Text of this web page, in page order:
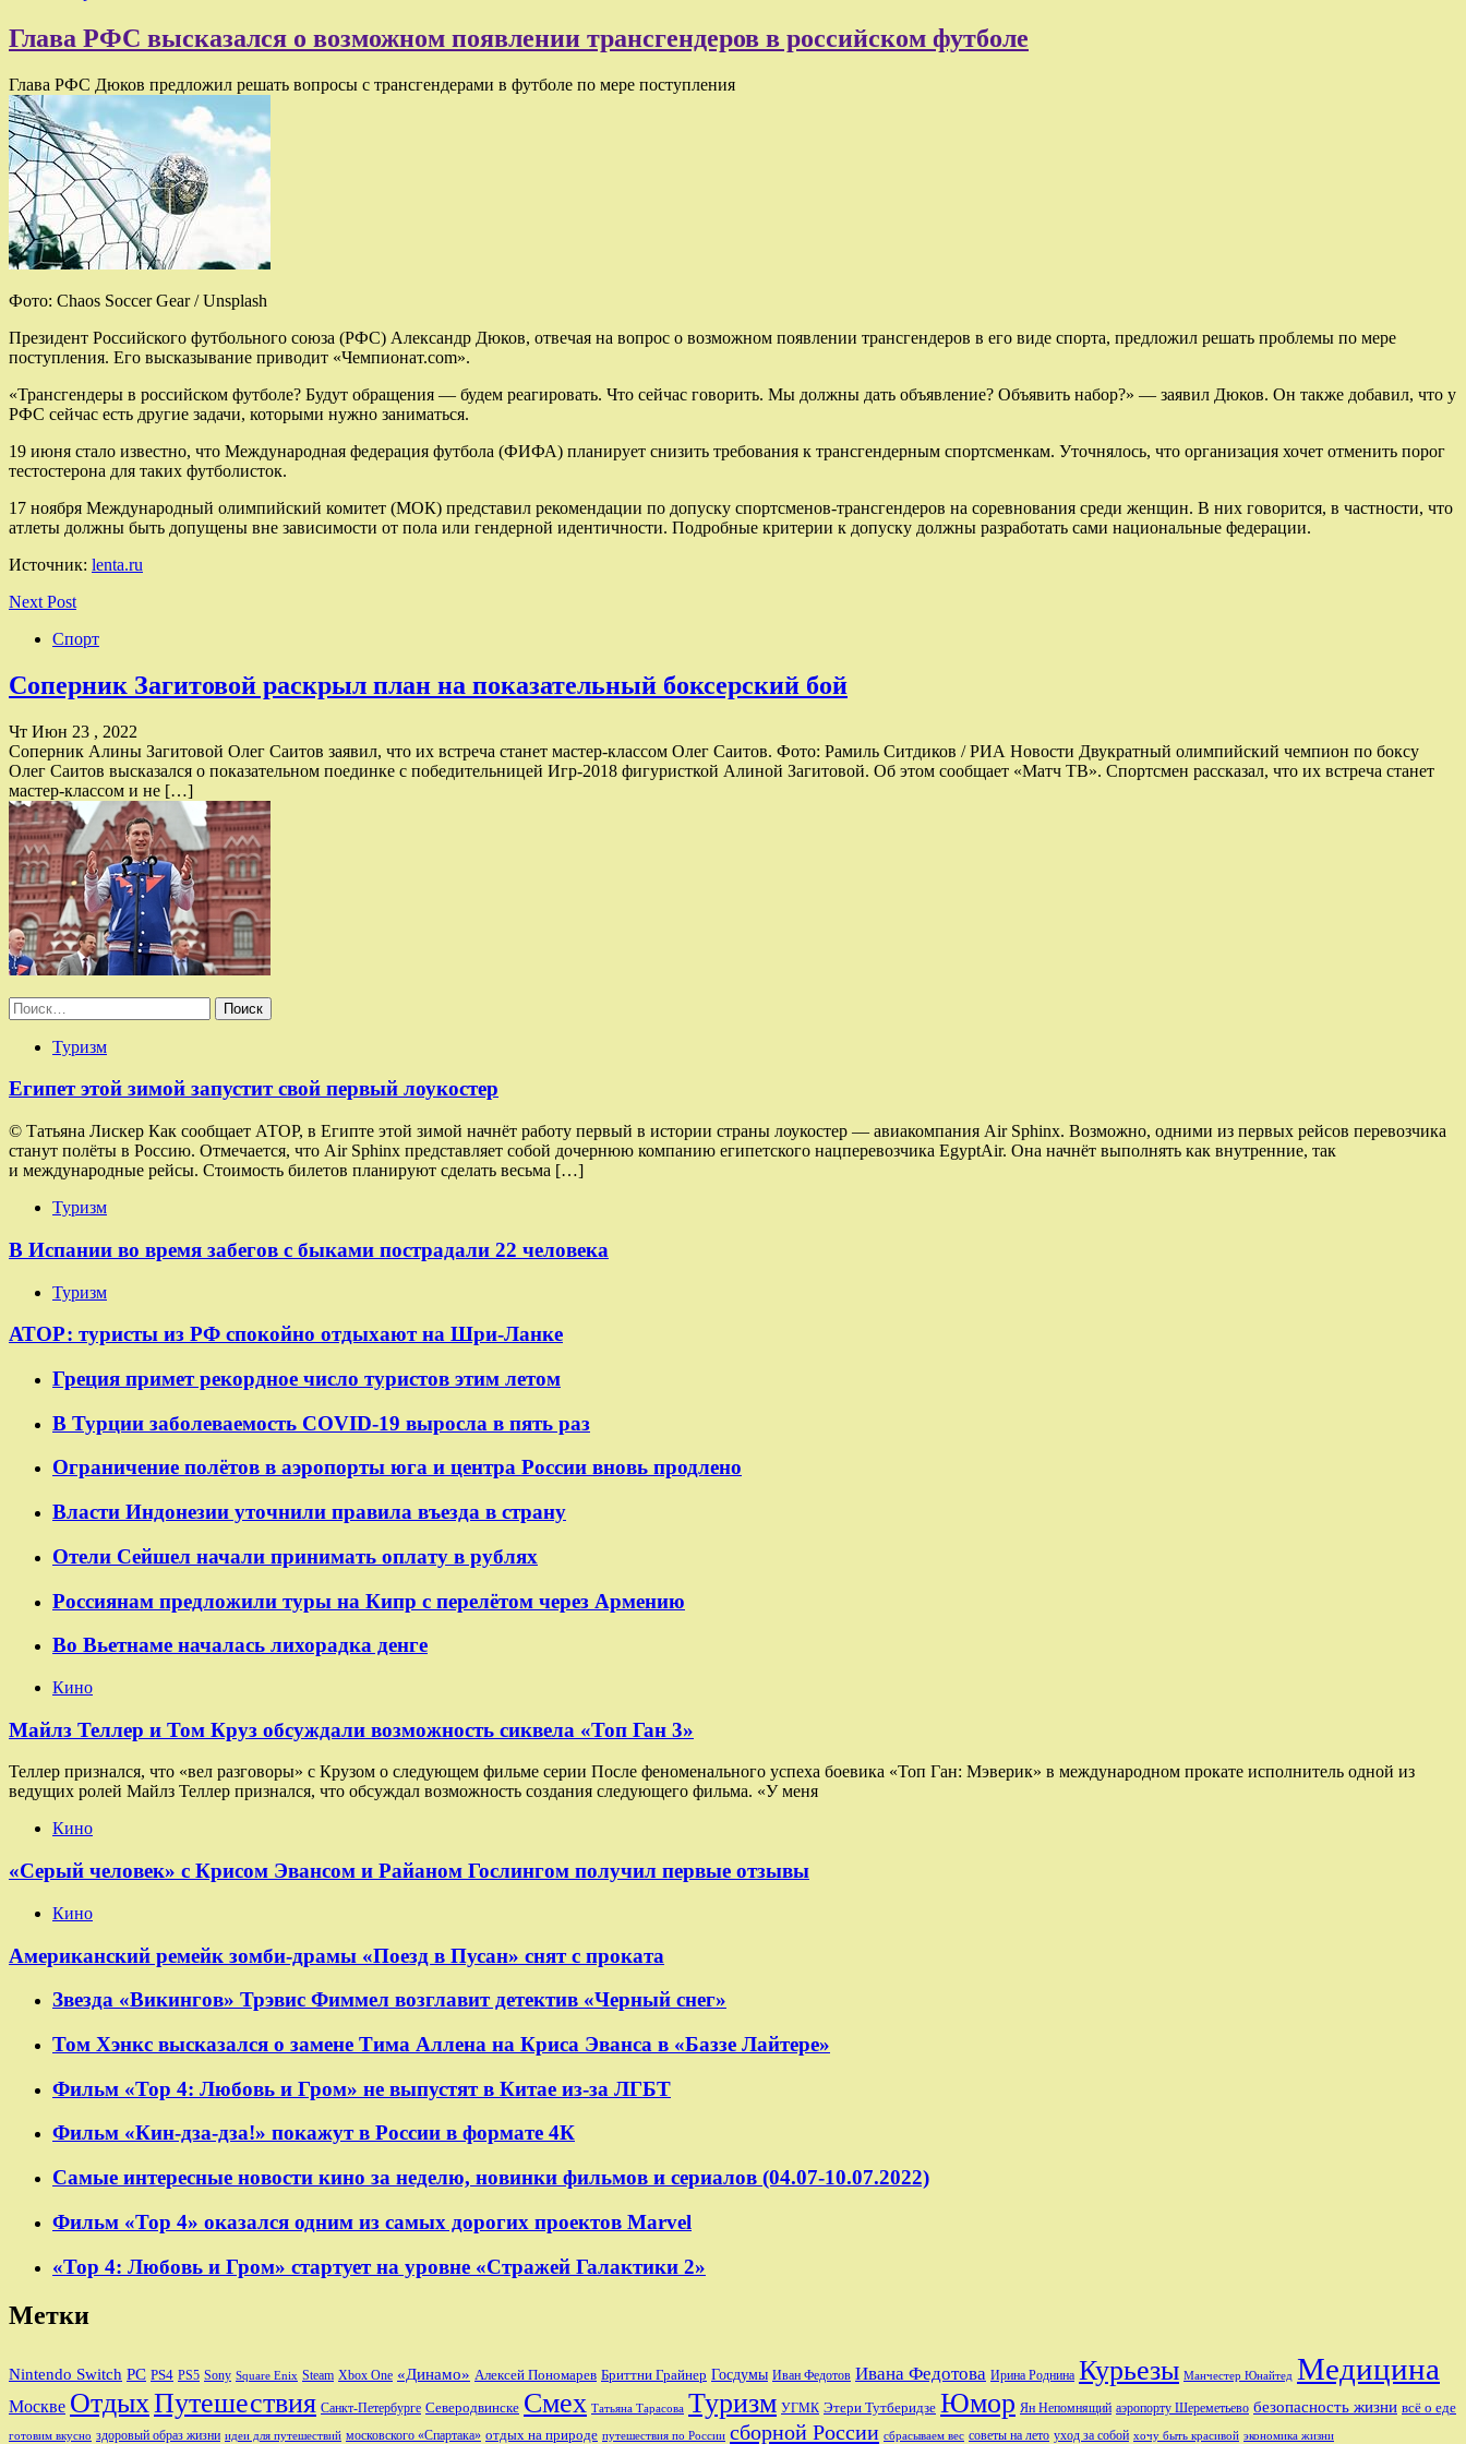
Глава РФС высказался о возможном появлении трансгендеров в российском футболе
Глава РФС Дюков предложил решать вопросы с трансгендерами в футболе по мере поступления
Фото: Chaos Soccer Gear / Unsplash
Президент Российского футбольного союза (РФС) Александр Дюков, отвечая на вопрос о возможном появлении трансгендеров в его виде спорта, предложил решать проблемы по мере
поступления. Его высказывание приводит «Чемпионат.com».
«Трансгендеры в российском футболе? Будут обращения — будем реагировать. Что сейчас говорить. Мы должны дать объявление? Объявить набор?» — заявил Дюков. Он также добавил, что у
РФС сейчас есть другие задачи, которыми нужно заниматься.
19 июня стало известно, что Международная федерация футбола (ФИФА) планирует снизить требования к трансгендерным спортсменкам. Уточнялось, что организация хочет отменить порог
тестостерона для таких футболисток.
17 ноября Международный олимпийский комитет (МОК) представил рекомендации по допуску спортсменов-трансгендеров на соревнования среди женщин. В них говорится, в частности, что
атлеты должны быть допущены вне зависимости от пола или гендерной идентичности. Подробные критерии к допуску должны разработать сами национальные федерации.
Источник: lenta.ru
Next Post
Спорт
Соперник Загитовой раскрыл план на показательный боксерский бой
Чт Июн 23 , 2022
Соперник Алины Загитовой Олег Саитов заявил, что их встреча станет мастер-классом Олег Саитов. Фото: Рамиль Ситдиков / РИА Новости Двукратный олимпийский чемпион по боксу
Олег Саитов высказался о показательном поединке с победительницей Игр-2018 фигуристкой Алиной Загитовой. Об этом сообщает «Матч ТВ». Спортсмен рассказал, что их встреча станет
мастер-классом и не […]
Найти:
Туризм
Египет этой зимой запустит свой первый лоукостер
© Татьяна Лискер Как сообщает АТОР, в Египте этой зимой начнёт работу первый в истории страны лоукостер — авиакомпания Air Sphinx. Возможно, одними из первых рейсов перевозчика
станут полёты в Россию. Отмечается, что Air Sphinx представляет собой дочернюю компанию египетского нацперевозчика EgyptAir. Она начнёт выполнять как внутренние, так
и международные рейсы. Стоимость билетов планируют сделать весьма […]
Туризм
В Испании во время забегов с быками пострадали 22 человека
Туризм
АТОР: туристы из РФ спокойно отдыхают на Шри-Ланке
Греция примет рекордное число туристов этим летом
В Турции заболеваемость COVID-19 выросла в пять раз
Ограничение полётов в аэропорты юга и центра России вновь продлено
Власти Индонезии уточнили правила въезда в страну
Отели Сейшел начали принимать оплату в рублях
Россиянам предложили туры на Кипр с перелётом через Армению
Во Вьетнаме началась лихорадка денге
Кино
Майлз Теллер и Том Круз обсуждали возможность сиквела «Топ Ган 3»
Теллер признался, что «вел разговоры» с Крузом о следующем фильме серии После феноменального успеха боевика «Топ Ган: Мэверик» в международном прокате исполнитель одной из
ведущих ролей Майлз Теллер признался, что обсуждал возможность создания следующего фильма. «У меня
Кино
«Серый человек» с Крисом Эвансом и Райаном Гослингом получил первые отзывы
Кино
Американский ремейк зомби-драмы «Поезд в Пусан» снят с проката
Звезда «Викингов» Трэвис Фиммел возглавит детектив «Черный снег»
Том Хэнкс высказался о замене Тима Аллена на Криса Эванса в «Баззе Лайтере»
Фильм «Тор 4: Любовь и Гром» не выпустят в Китае из-за ЛГБТ
Фильм «Кин-дза-дза!» покажут в России в формате 4К
Самые интересные новости кино за неделю, новинки фильмов и сериалов (04.07-10.07.2022)
Фильм «Тор 4» оказался одним из самых дорогих проектов Marvel
«Тор 4: Любовь и Гром» стартует на уровне «Стражей Галактики 2»
Метки
Nintendo Switch PC PS4 PS5 Sony Square Enix Steam Xbox One «Динамо» Алексей Пономарев Бриттни Грайнер Госдумы Иван Федотов Ивана Федотова Ирина Роднина Курьезы Манчестер Юнайтед Медицина
Москве ОтдыхПутешествия Санкт-Петербурге Северодвинске Смех Татьяна Тарасова Туризм УГМК Этери Тутберидзе Юмор Ян Непомнящий аэропорту Шереметьево безопасность жизни всё о еде
готовим вкусно здоровый образ жизни идеи для путешествий московского «Спартака» отдых на природе путешествия по России сборной России сбрасываем вес советы на лето уход за собой хочу быть красивой экономика жизни